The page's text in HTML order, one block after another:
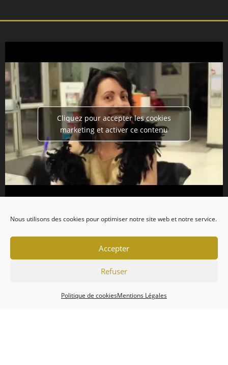
Nous utilisons des cookies pour optimiser notre site web et notre service.
Accepter
Refuser
Politique de cookiesMentions Légales
Cliquez pour accepter les cookies
marketing et activer ce contenu